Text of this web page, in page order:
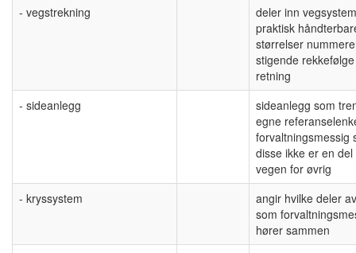
- vegstrekning
deler inn
praktisk
størrelser
stigende
retning
- sideanlegg
sideanlegg som
egne
forvaltningsmessig
disse ikke er en del
vegen for øvrig
- kryssystem
angir hvilke deler
som
hører sammen